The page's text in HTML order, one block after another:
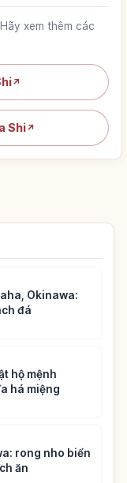
xem thêm các
↗
Shi↗
Okinawa:
đá
hộ mệnh
há miệng
rong nho biển
ăn